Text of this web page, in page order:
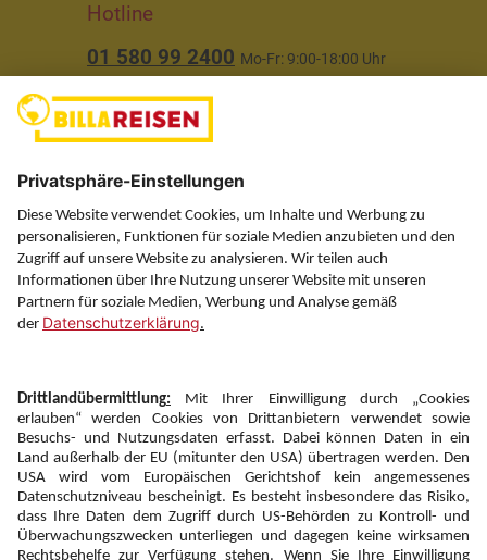
Hotline
01 580 99 2400 Mo-Fr: 9:00-18:00 Uhr
Über uns
Service
Information
Folgen Sie uns auf
Newsletter:
Anmelden